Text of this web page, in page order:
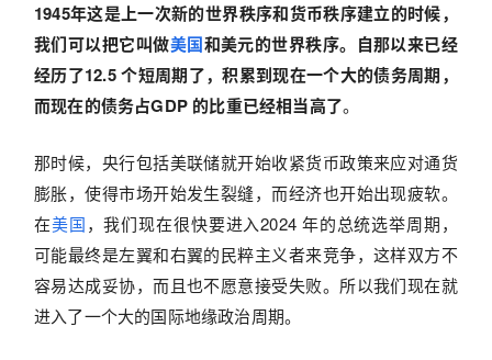
1945年这是上一次新的世界秩序和货币秩序建立的时候，
我们可以把它叫做美国和美元的世界秩序。自那以来已经
经历了12.5 个短周期了，积累到现在一个大的债务周期，
而现在的债务占GDP 的比重已经相当高了。
那时候，央行包括美联储就开始收紧货币政策来应对通货
膨胀，使得市场开始发生裂缝，而经济也开始出现疲软。
在美国，我们现在很快要进入2024 年的总统选举周期，
可能最终是左翼和右翼的民粹主义者来竞争，这样双方不
容易达成妥协，而且也不愿意接受失败。所以我们现在就
进入了一个大的国际地缘政治周期。